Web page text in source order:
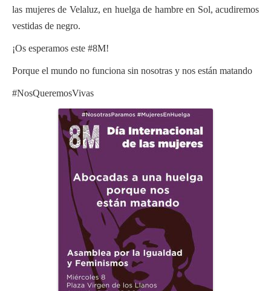
las mujeres de Velaluz, en huelga de hambre en Sol, acudiremos
vestidas de negro.
¡Os esperamos este #8M!
Porque el mundo no funciona sin nosotras y nos están matando
#NosQueremosVivas